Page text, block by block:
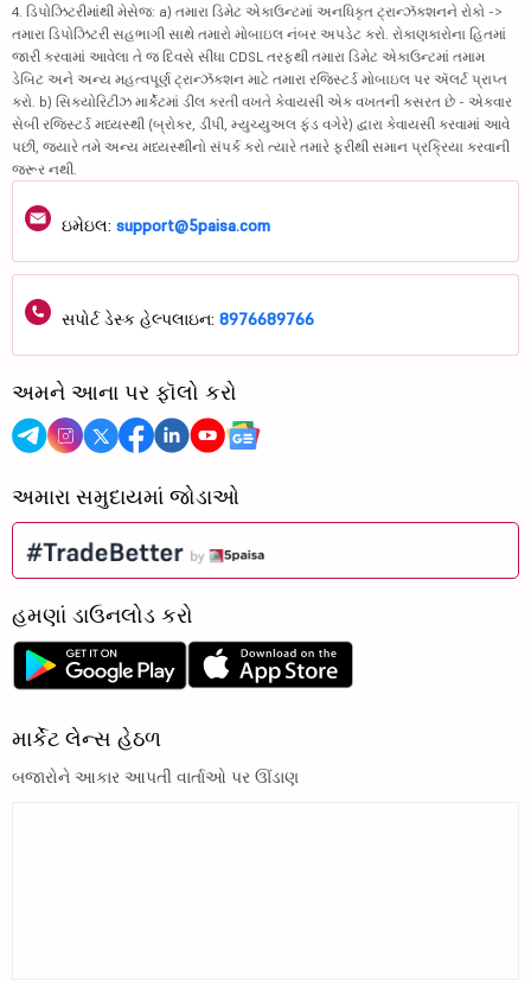
4. ડિપોઝિટરીમાંથી મેસેજ: a) તમારા ડિમેટ એકાઉન્ટમાં અનધિકૃત ટ્રાન્ઝૅક્શનને રોકો ->
તમારા ડિપોઝિટરી સહભાગી સાથે તમારો મોબાઇલ નંબર અપડેટ કરો. રોકાણકારોના હિતમાં
જારી કરવામાં આવેલા તે જ દિવસે સીધા CDSL તરફથી તમારા ડિમેટ એકાઉન્ટમાં તમામ
ડેબિટ અને અન્ય મહત્વપૂર્ણ ટ્રાન્ઝૅક્શન માટે તમારા રજિસ્ટર્ડ મોબાઇલ પર ઍલર્ટ પ્રાપ્ત
કરો. b) સિક્યોરિટીઝ માર્કેટમાં ડીલ કરતી વખતે કેવાયસી એક વખતની કસરત છે - એકવાર
સેબી રજિસ્ટર્ડ મધ્યસ્થી (બ્રોકર, ડીપી, મ્યુચ્યુઅલ ફંડ વગેરે) દ્વારા કેવાયસી કરવામાં આવે
પછી, જ્યારે તમે અન્ય મધ્યસ્થીનો સંપર્ક કરો ત્યારે તમારે ફરીથી સમાન પ્રક્રિયા કરવાની
જરૂર નથી.
ઇમેઇલ: support@5paisa.com
સપોર્ટ ડેસ્ક હેલ્પલાઇન: 8976689766
અમને આના પર ફૉલો કરો
અમારા સમુદાયમાં જોડાઓ
હમણાં ડાઉનલોડ કરો
માર્કેટ લેન્સ હેઠળ
બજારોને આકાર આપતી વાર્તાઓ પર ઊંડાણ